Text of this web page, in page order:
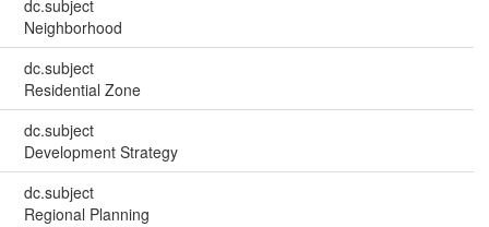
dc.subject
Neighborhood
dc.subject
Residential Zone
dc.subject
Development Strategy
dc.subject
Regional Planning